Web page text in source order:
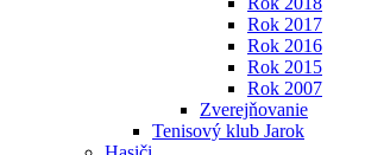
Rok 2017
Rok 2016
Rok 2015
Rok 2007
Zverejňovanie
Tenisový klub Jarok